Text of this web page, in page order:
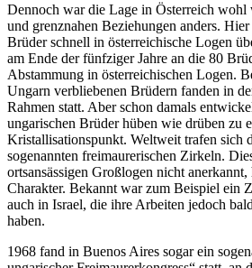
Dennoch war die Lage in Österreich wohl
und grenznahen Beziehungen anders.
Brüder schnell in österreichische Logen
am Ende der fünfziger Jahre an die 80
Abstammung in österreichischen Logen.
Ungarn verbliebenen Brüdern fanden in
Rahmen statt. Aber schon damals
ungarischen Brüder hüben wie drüben zu
Kristallisationspunkt. Weltweit trafen sich
sogenannten freimaurerischen Zirkeln.
ortsansässigen Großlogen nicht
Charakter. Bekannt war zum Beispiel ein
auch in Israel, die ihre Arbeiten jedoch
haben.
1968 fand in Buenos Aires sogar ein